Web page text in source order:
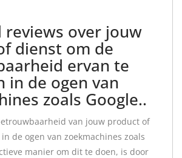
reviews over jouw
dienst om de
ervan te
in de ogen van
zoals Google..
van jouw product of
de ogen van zoekmachines zoals
manier om dit te doen, is door